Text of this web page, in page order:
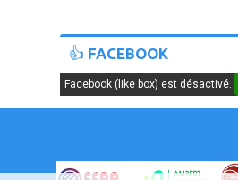
👍 FACEBOOK
Facebook (like box) est désactivé.